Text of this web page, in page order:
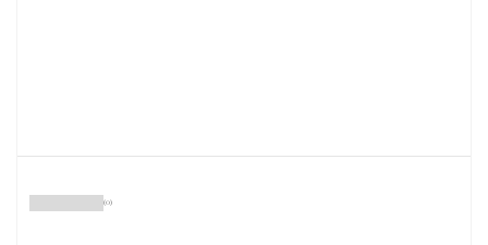
(0)